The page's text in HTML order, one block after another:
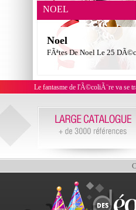
NOEL
Noel
FÃªtes De Noel Le 25
Le fantasme de l'Ã©coliÃ¨re va se